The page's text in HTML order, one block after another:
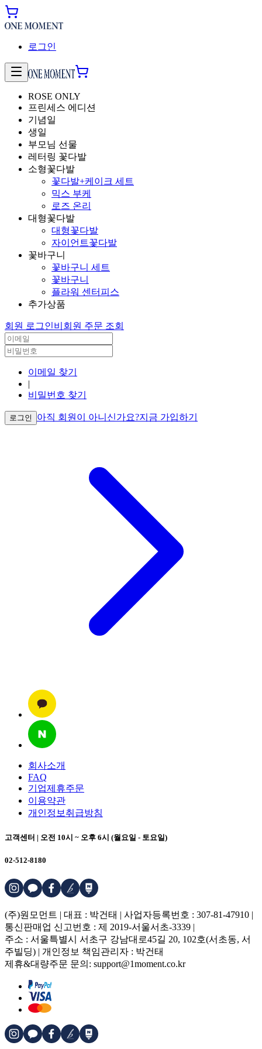
로그인
ROSE ONLY
프린세스 에디션
기념일
생일
부모님 선물
레터링 꽃다발
소형꽃다발
꽃다발+케이크 세트
믹스 부케
로즈 온리
대형꽃다발
대형꽃다발
자이언트꽃다발
꽃바구니
꽃바구니 세트
꽃바구니
플라워 센터피스
추가상품
회원 로그인비회원 주문 조회
이메일 찾기
|
비밀번호 찾기
로그인 아직 회원이 아니신가요?지금 가입하기
회사소개
FAQ
기업제휴주문
이용약관
개인정보취급방침
고객센터 | 오전 10시 ~ 오후 6시 (월요일 - 토요일)
02-512-8180
(주)원모먼트 | 대표 : 박건태 | 사업자등록번호 : 307-81-47910 |
통신판매업 신고번호 : 제 2019-서울서초-3339 |
주소 : 서울특별시 서초구 강남대로45길 20, 102호(서초동, 서
주빌딩) | 개인정보 책임관리자 : 박건태
제휴&대량주문 문의: support@1moment.co.kr